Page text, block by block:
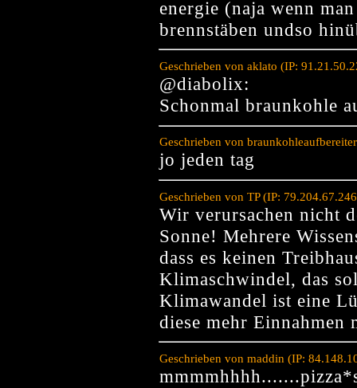
energie (naja wenn
brennstäben undso
Geschrieben von aklato (IP:
@diabolix:
Schonmal braunkohle
Geschrieben von
jo jeden tag
Geschrieben von TP (IP:
Wir verursachen nicht
Sonne! Mehrere
dass es keinen
Klimaschwindel, das
Klimawandel ist eine
diese mehr Einnahmen
Geschrieben von maddin (IP: